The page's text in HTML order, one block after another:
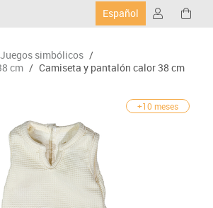
Español
Juegos simbólicos /
cm / Camiseta y pantalón calor 38 cm
+10 meses